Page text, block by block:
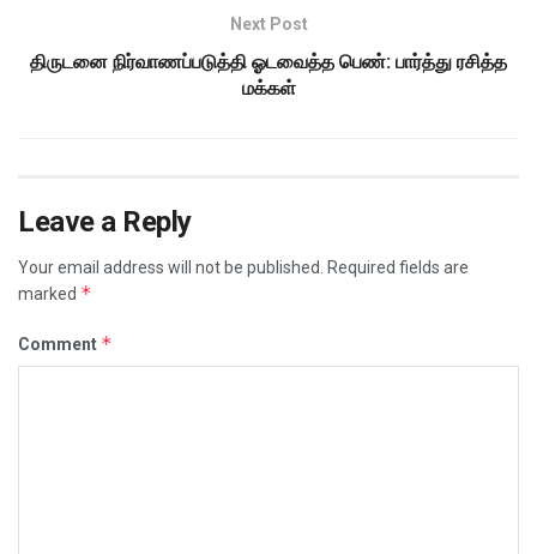
Next Post
திருடனை நிர்வாணப்படுத்தி ஓடவைத்த பெண்: பார்த்து ரசித்த
மக்கள்
Leave a Reply
Your email address will not be published.
Required fields are
marked *
Comment *